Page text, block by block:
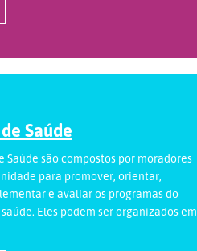
Saúde
Saúde são compostos por moradores
para promover, orientar,
e avaliar os programas do
Eles podem ser organizados em